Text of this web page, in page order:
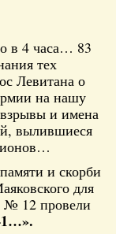
в 4 часа… 83
тех
Левитана о
на нашу
и имена
вылившиеся
и скорби
для
№ 12 провели